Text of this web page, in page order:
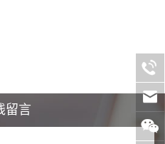
留言